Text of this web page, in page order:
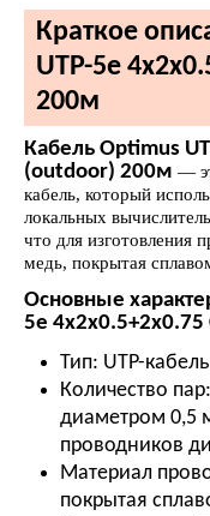
Краткое
UTP-5e
200м
Кабель Optimus
(outdoor) 200м —
кабель, который
локальных
что для изготовления
медь, покрытая
Основные
5e
Тип: UTP-
Количество
диаметром 0,5
проводников
Материал
покрытая